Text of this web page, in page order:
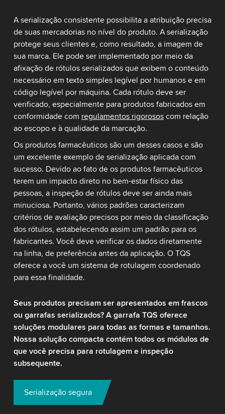
A serialização consistente possibilita a atribuição precisa
de suas mercadorias no nível do produto. A serialização
protege seus clientes e, como resultado, a imagem de
sua marca. Ele pode ser implementado por meio da
afixação de rótulos serializados que exibem o conteúdo
necessário em texto simples legível por humanos e em
código legível por máquina. Cada rótulo deve ser
verificado, especialmente para produtos fabricados em
conformidade com regulamentos rigorososcom relação
ao escopo e à qualidade da marcação.
Os produtos farmacêuticos são um desses casos e são
um excelente exemplo de serialização aplicada com
sucesso. Devido ao fato de os produtos farmacêuticos
terem um impacto direto no bem-estar físico das
pessoas, a inspeção de rótulos deve ser ainda mais
minuciosa. Portanto, vários padrões caracterizam
critérios de avaliação precisos por meio da classificação
dos rótulos, estabelecendo assim um padrão para os
fabricantes. Você deve verificar os dados diretamente
na linha, de preferência antes da aplicação. O TQS
oferece a você um sistema de rotulagem coordenado
para essa finalidade.
Seus produtos precisam ser apresentados em frascos
ou garrafas serializados? A garrafa TQS oferece
soluções modulares para todas as formas e tamanhos.
Nossa solução compacta contém todos os módulos de
que você precisa para rotulagem e inspeção
subsequente.
Serialização segura